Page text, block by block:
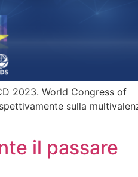
2023. World Congress of
sulla
il passare